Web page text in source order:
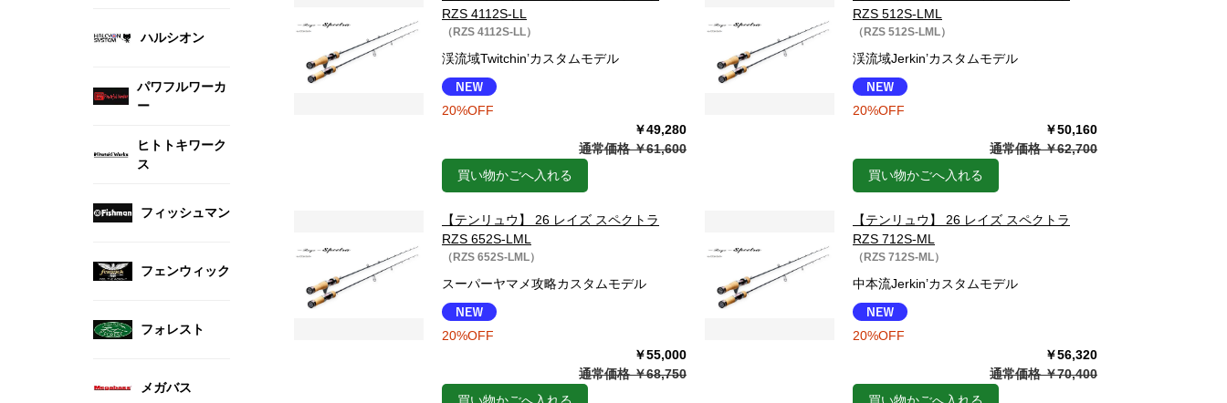
ハルシオン
パワフルワーカ
ー
ヒトトキワーク
ス
フィッシュマン
フェンウィック
フォレスト
メガバス
RZS 4112S-LL
（RZS 4112S-LL）
渓流域Twitchin’カスタムモデル
20%OFF
￥49,280
通常価格 ￥61,600
買い物かごへ入れる
RZS 512S-LML
（RZS 512S-LML）
渓流域Jerkin’カスタムモデル
20%OFF
￥50,160
通常価格 ￥62,700
買い物かごへ入れる
【テンリュウ】 26 レイズ スペクトラ
RZS 652S-LML
（RZS 652S-LML）
スーパーヤマメ攻略カスタムモデル
20%OFF
￥55,000
通常価格 ￥68,750
【テンリュウ】 26 レイズ スペクトラ
RZS 712S-ML
（RZS 712S-ML）
中本流Jerkin’カスタムモデル
20%OFF
￥56,320
通常価格 ￥70,400